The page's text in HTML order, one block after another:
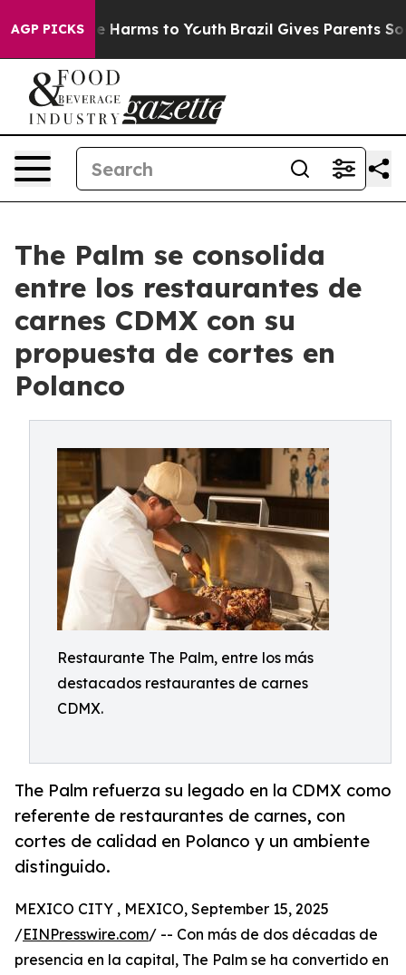
AGP PICKS
to Abate Harms to Youth Brazil Gives Parents
The Palm se consolida
entre los restaurantes de
carnes CDMX con su
propuesta de cortes en
Polanco
Restaurante The Palm, entre los más
destacados restaurantes de carnes
CDMX.
The Palm refuerza su legado en la CDMX como
referente de restaurantes de carnes, con
cortes de calidad en Polanco y un ambiente
distinguido.
MEXICO CITY , MEXICO, September 15, 2025
/EINPresswire.com/ -- Con más de dos décadas de
presencia en la capital, The Palm se ha convertido en